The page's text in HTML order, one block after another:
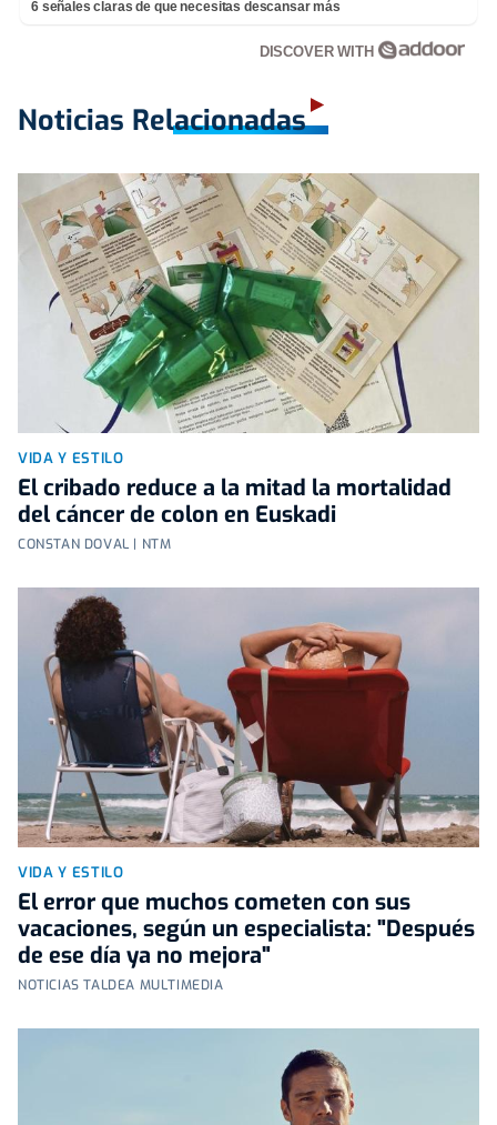
6 señales claras de que necesitas descansar más
DISCOVER WITH
Noticias Relacionadas
VIDA Y ESTILO
El cribado reduce a la mitad la mortalidad
del cáncer de colon en Euskadi
CONSTAN DOVAL | NTM
VIDA Y ESTILO
El error que muchos cometen con sus
vacaciones, según un especialista: "Después
de ese día ya no mejora"
NOTICIAS TALDEA MULTIMEDIA